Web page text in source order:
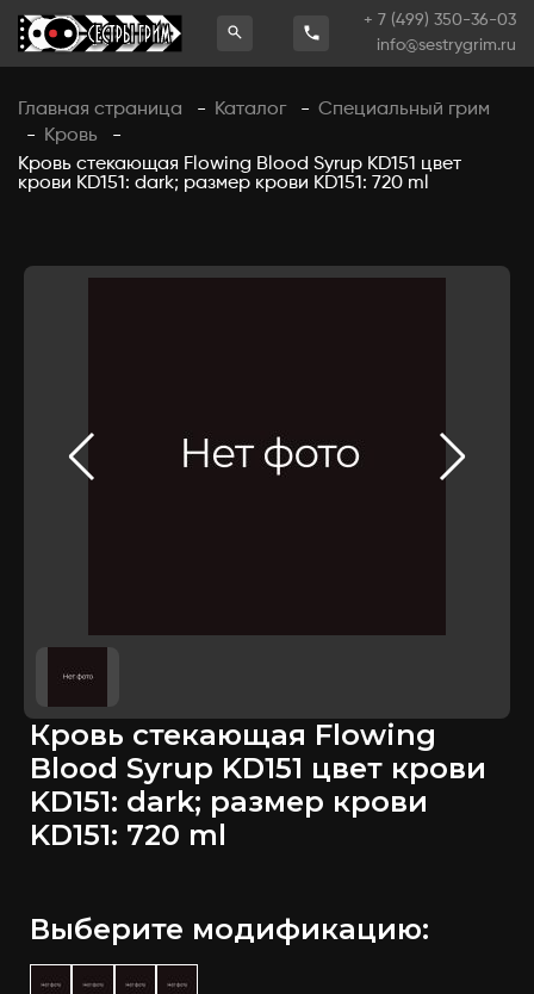
+ 7 (499) 350-36-03
info@sestrygrim.ru
Главная страница - Каталог - Специальный грим
-
Кровь
-
Кровь стекающая Flowing Blood Syrup KD151 цвет
крови KD151: dark; размер крови KD151: 720 ml
Кровь стекающая Flowing
Blood Syrup KD151 цвет крови
KD151: dark; размер крови
KD151: 720 ml
Выберите модификацию: